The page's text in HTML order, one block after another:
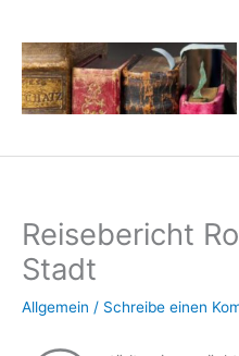
Inhalt
springen
Reisebericht
Stadt
Allgemein / Schreibe einen